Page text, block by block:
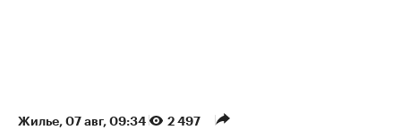
Жилье⁠, 07 авг, 09:34 2 497